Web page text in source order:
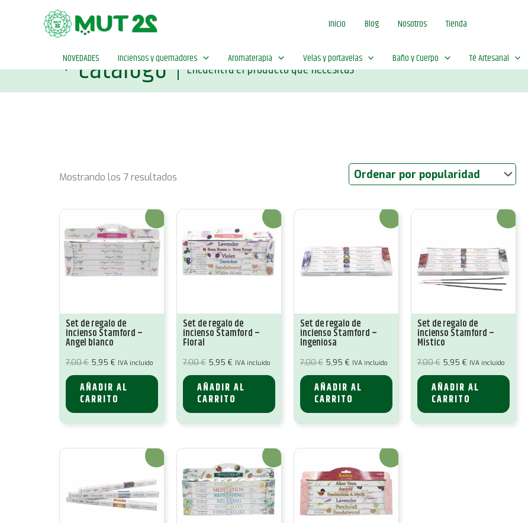
Inicio Blog Nosotros Tienda
NOVEDADES Inciensos y quemadores Aromaterapia Velas y portavelas Baño y Cuerpo Té Artesanal
Catálogo | Encuentra el producto que necesitas
Mostrando los 7 resultados
¡Oferta!
Set de regalo de
incienso Stamford –
Angel blanco
7,00€ El
original
era:
7,00 €.
5,95 € El
actual
es:
5,95 €.
IVA incluido
AÑADIR AL
CARRITO
¡Oferta!
Set de regalo de
incienso Stamford –
Floral
7,00€ El
original
era:
7,00 €.
5,95 € El
actual
es:
5,95 €.
IVA incluido
AÑADIR AL
CARRITO
¡Oferta!
Set de regalo de
incienso Stamford –
Ingeniosa
7,00€ El
original
era:
7,00 €.
5,95 € El
actual
es:
5,95 €.
IVA incluido
AÑADIR AL
CARRITO
¡Oferta!
Set de regalo de
incienso Stamford –
Mistico
7,00€ El
original
era:
7,00 €.
5,95 € El
actual
es:
5,95 €.
IVA incluido
AÑADIR AL
CARRITO
¡Oferta! ¡Oferta! ¡Oferta!